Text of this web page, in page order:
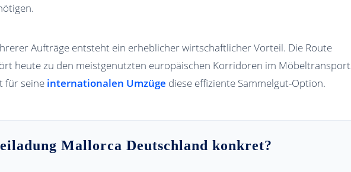
Aufträge entsteht ein erheblicher wirtschaftlicher Vorteil. Die Route
heute zu den meistgenutzten europäischen Korridoren im
für seine internationalen Umzüge diese effiziente Sammelgut-Option.
Mallorca Deutschland konkret?